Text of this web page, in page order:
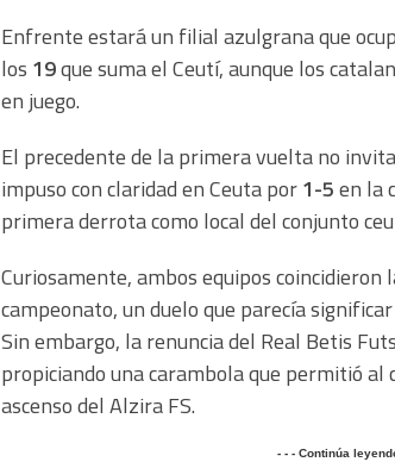
Enfrente estará un filial azulgrana que
los 19que suma el Ceutí, aunque los
en juego.
El precedente de la primera vuelta no
impuso con claridad en Ceuta por1-5en la
primera derrota como local del conjunto
Curiosamente, ambos equipos
campeonato, un duelo que parecía
Sin embargo, la renuncia del Real Betis
propiciando una carambola que permitió
ascenso del Alzira FS.
- - - Continúa